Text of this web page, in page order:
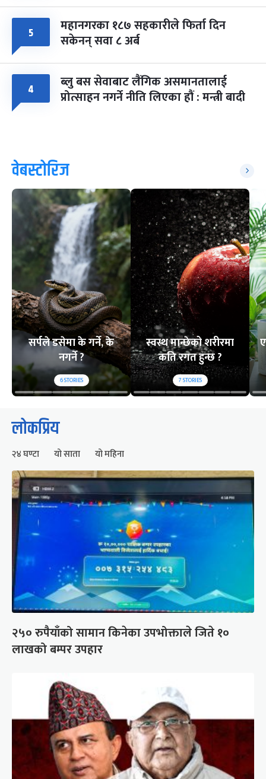
५ महानगरका १८७ सहकारीले फिर्ता दिन
सकेनन् सवा ८ अर्ब
४ ब्लु बस सेवाबाट लैंगिक असमानतालाई
प्रोत्साहन नगर्ने नीति लिएका हौं : मन्त्री बादी
वेबस्टोरिज
सर्पले डसेमा के गर्ने, के
नगर्ने ?
6STORIES
स्वस्थ मान्छेको शरीरमा
कति रगत हुन्छ ?
7STORIES
लोकप्रिय
२४ घण्टा यो साता यो महिना
२५० रुपैयाँको सामान किनेका उपभोक्ताले जिते १०
लाखको बम्पर उपहार